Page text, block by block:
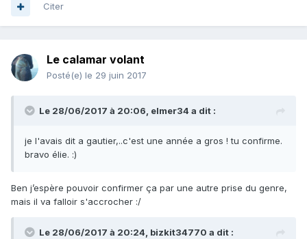
Citer
Le calamar volant
Posté(e) le 29 juin 2017
Le 28/06/2017 à 20:06, elmer34 a dit :
je l'avais dit a gautier,..c'est une année a gros ! tu confirme.
bravo élie. :)
Ben j’espère pouvoir confirmer ça par une autre prise du genre,
mais il va falloir s'accrocher :/
Le 28/06/2017 à 20:24, bizkit34770 a dit :